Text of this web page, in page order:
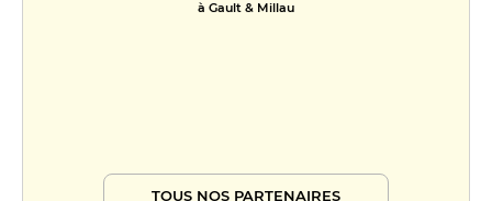
à Gault & Millau
TOUS NOS PARTENAIRES